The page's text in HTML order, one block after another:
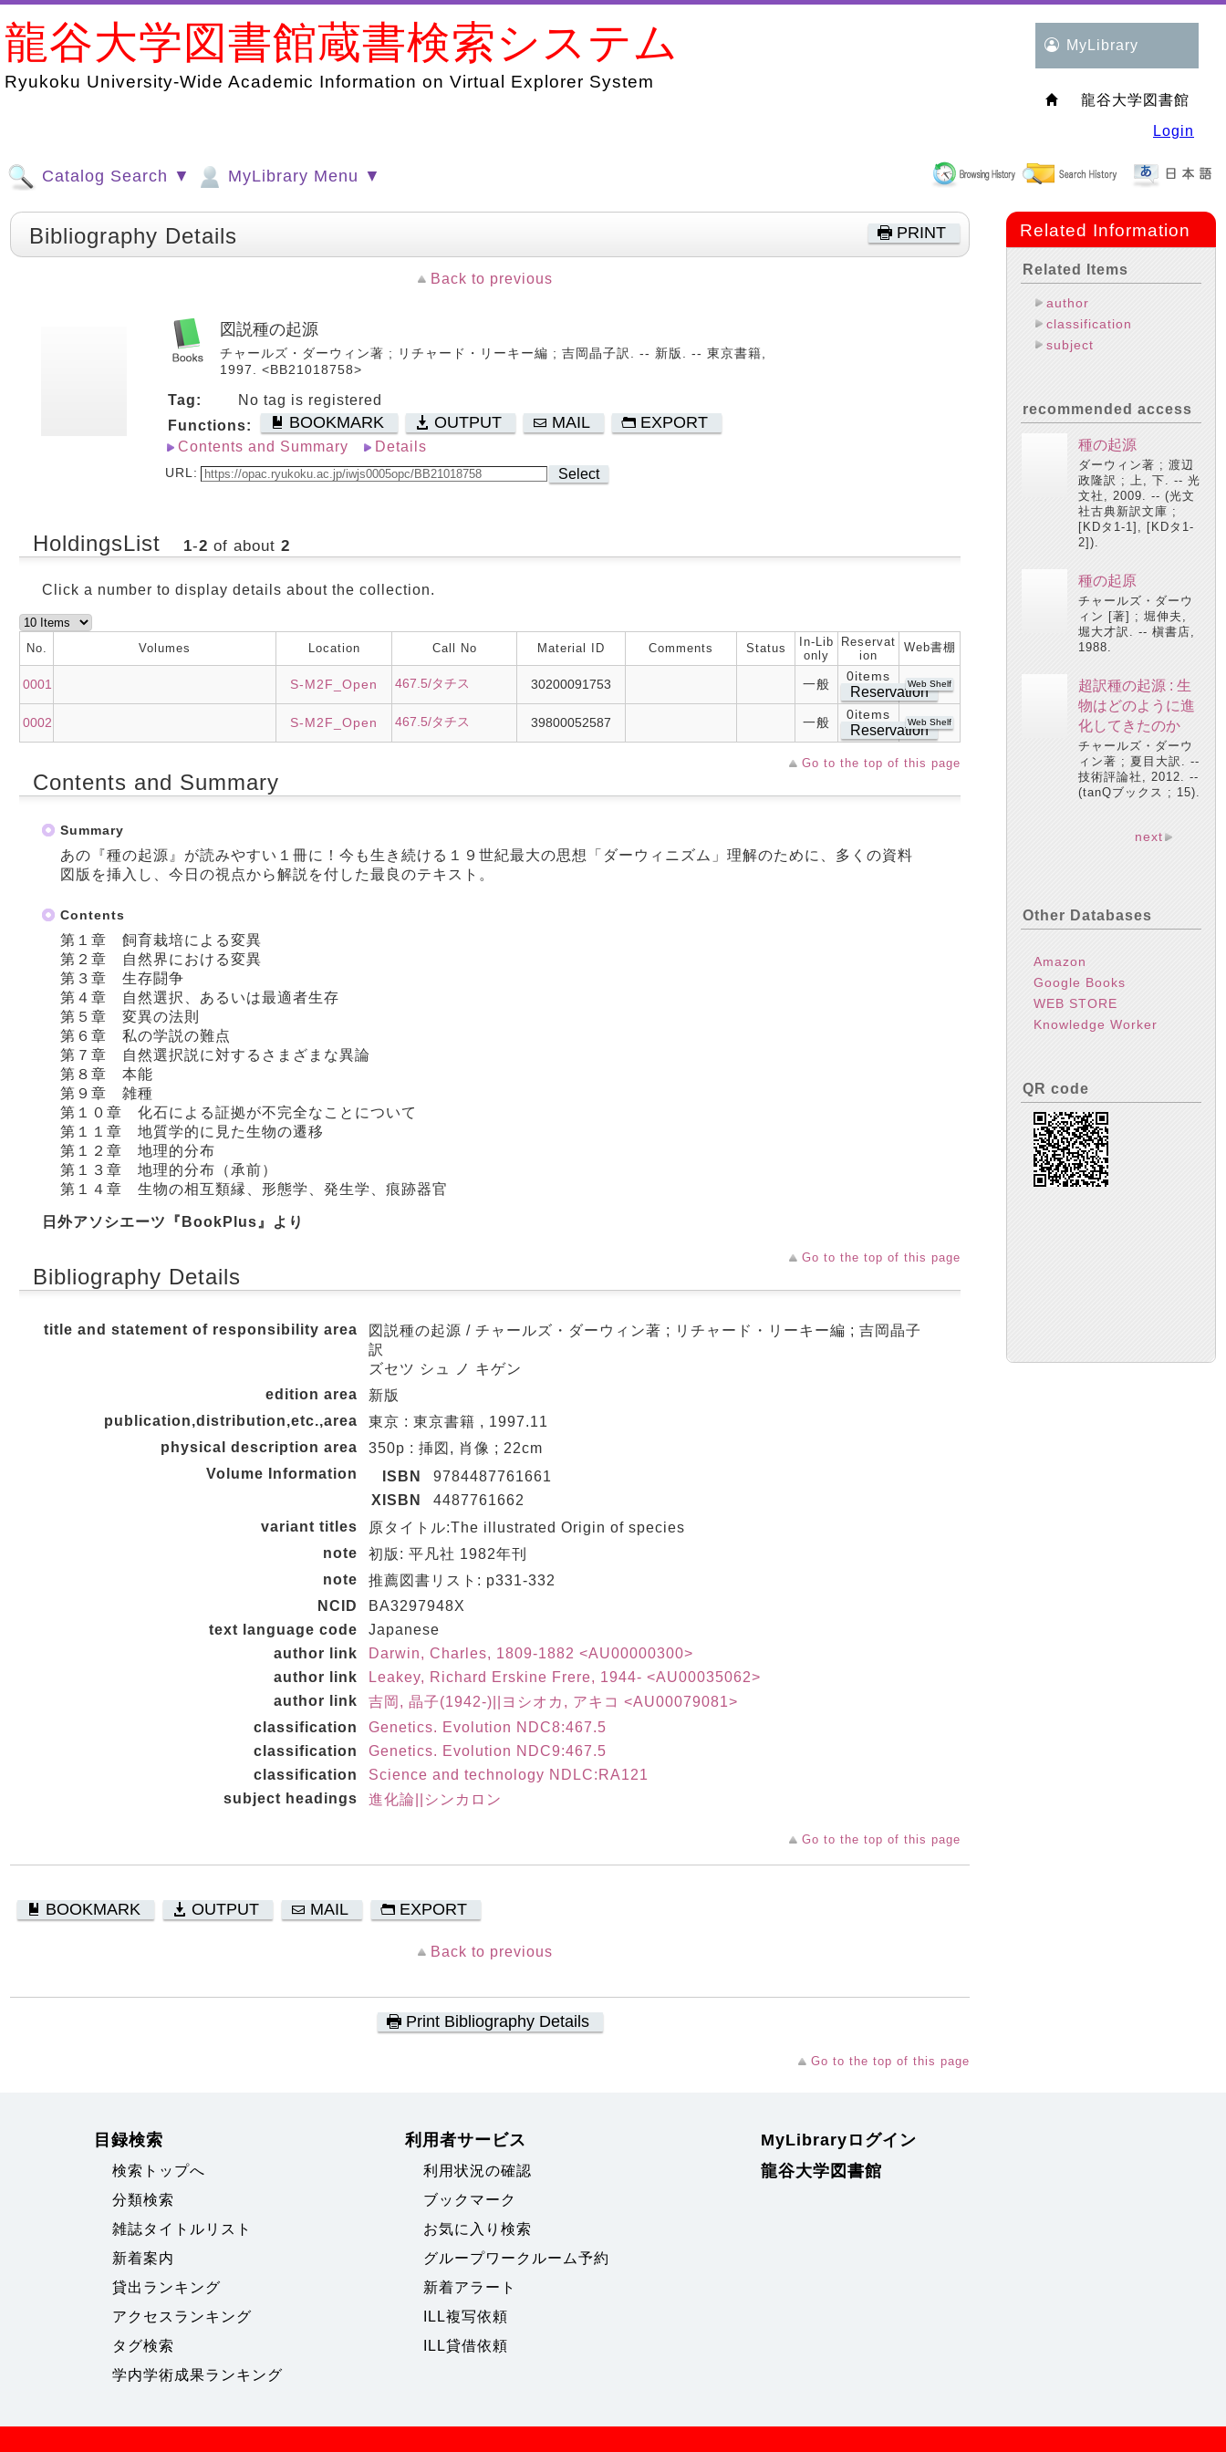
龍谷大学図書館蔵書検索システム
Ryukoku University-Wide Academic Information on Virtual Explorer System
MyLibrary
龍谷大学図書館
Login
Catalog Search ▼ MyLibrary Menu ▼
PRINT
Bibliography Details
Back to previous
図説種の起源
チャールズ・ダーウィン著 ; リチャード・リーキー編 ; 吉岡晶子訳. -- 新版. -- 東京書籍,
1997. <BB21018758>
Tag:
No tag is registered
Functions:
BOOKMARK OUTPUT MAIL EXPORT
Contents and Summary Details
URL: Select
HoldingsList 1-2 of about 2
Click a number to display details about the collection.
No. Volumes Location Call No Material ID Comments Status
In-Lib
only
Reservat
ion
Web書棚
0001 S-M2F_Open 467.5/タチス 30200091753 一般
0items
Reservation
Web Shelf
0002 S-M2F_Open 467.5/タチス 39800052587 一般
0items
Reservation
Web Shelf
Go to the top of this page
Contents and Summary
Summary
あの『種の起源』が読みやすい１冊に！今も生き続ける１９世紀最大の思想「ダーウィニズム」理解のために、多くの資料
図版を挿入し、今日の視点から解説を付した最良のテキスト。
Contents
第１章 飼育栽培による変異
第２章 自然界における変異
第３章 生存闘争
第４章 自然選択、あるいは最適者生存
第５章 変異の法則
第６章 私の学説の難点
第７章 自然選択説に対するさまざまな異論
第８章 本能
第９章 雑種
第１０章 化石による証拠が不完全なことについて
第１１章 地質学的に見た生物の遷移
第１２章 地理的分布
第１３章 地理的分布（承前）
第１４章 生物の相互類縁、形態学、発生学、痕跡器官
日外アソシエーツ『BookPlus』より
Go to the top of this page
Bibliography Details
title and statement of responsibility area
図説種の起源 / チャールズ・ダーウィン著 ; リチャード・リーキー編 ; 吉岡晶子
訳
ズセツ シュ ノ キゲン
edition area
新版
publication,distribution,etc.,area
東京 : 東京書籍 , 1997.11
physical description area
350p : 挿図, 肖像 ; 22cm
Volume Information
ISBN
9784487761661
XISBN
4487761662
variant titles
原タイトル:The illustrated Origin of species
note
初版: 平凡社 1982年刊
note
推薦図書リスト: p331-332
NCID
BA3297948X
text language code
Japanese
author link
Darwin, Charles, 1809-1882 <AU00000300>
author link
Leakey, Richard Erskine Frere, 1944- <AU00035062>
author link
吉岡, 晶子(1942-)||ヨシオカ, アキコ <AU00079081>
classification
Genetics. Evolution NDC8:467.5
classification
Genetics. Evolution NDC9:467.5
classification
Science and technology NDLC:RA121
subject headings
進化論||シンカロン
Go to the top of this page
BOOKMARK OUTPUT MAIL EXPORT
Back to previous
Print Bibliography Details
Go to the top of this page
Related Information
Related Items
author
classification
subject
recommended access
種の起源
ダーウィン著 ; 渡辺
政隆訳 ; 上, 下. -- 光
文社, 2009. -- (光文
社古典新訳文庫 ;
[KDタ1-1], [KDタ1-
2]).
種の起原
チャールズ・ダーウ
ィン [著] ; 堀伸夫,
堀大才訳. -- 槇書店,
1988.
超訳種の起源 : 生
物はどのように進
化してきたのか
チャールズ・ダーウ
ィン著 ; 夏目大訳. --
技術評論社, 2012. --
(tanQブックス ; 15).
next
Other Databases
Amazon
Google Books
WEB STORE
Knowledge Worker
QR code
目録検索
検索トップへ
分類検索
雑誌タイトルリスト
新着案内
貸出ランキング
アクセスランキング
タグ検索
学内学術成果ランキング
利用者サービス
利用状況の確認
ブックマーク
お気に入り検索
グループワークルーム予約
新着アラート
ILL複写依頼
ILL貸借依頼
MyLibraryログイン
龍谷大学図書館